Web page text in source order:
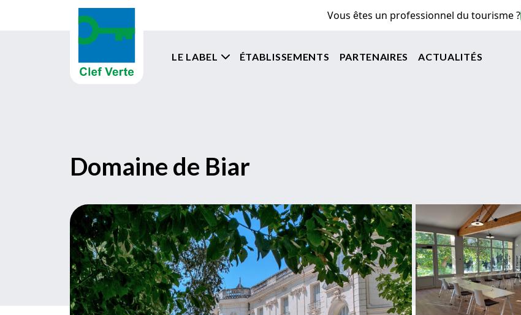
Aller au contenu principal
Vous êtes un professionnel du tourisme ?
Navigation principale
LE LABEL ÉTABLISSEMENTS PARTENAIRES ACTUALITÉS
Domaine de Biar